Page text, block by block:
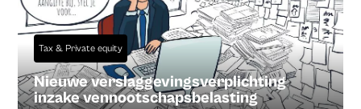
Tax & Private equity
Nieuwe verslaggevingsverplichting
inzake vennootschapsbelasting